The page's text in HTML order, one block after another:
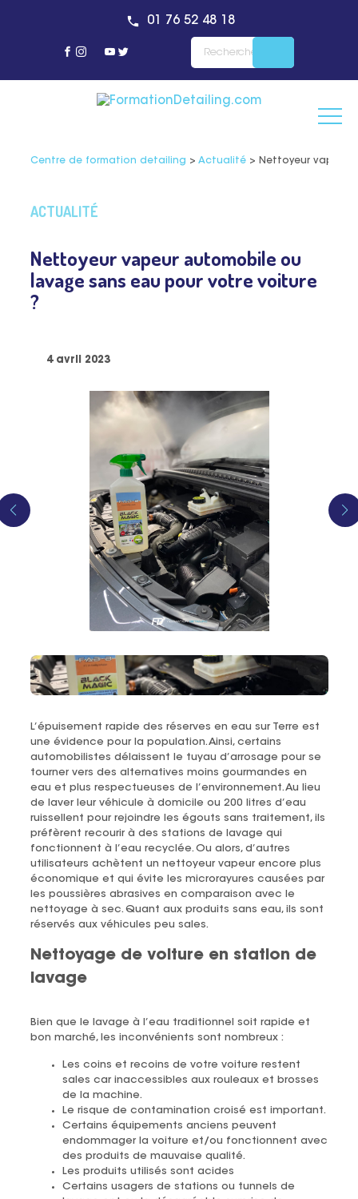
01 76 52 48 18
Centre de formation detailing > Actualité> Nettoyeur vapeur
ACTUALITÉ
Nettoyeur vapeur automobile ou
lavage sans eau pour votre voiture
?
4 avril 2023
L’épuisement rapide des réserves en eau sur Terre est
une évidence pour la population. Ainsi, certains
automobilistes délaissent le tuyau d’arrosage pour se
tourner vers des alternatives moins gourmandes en
eau et plus respectueuses de l’environnement. Au lieu
de laver leur véhicule à domicile ou 200 litres d’eau
ruissellent pour rejoindre les égouts sans traitement, ils
préfèrent recourir à des stations de lavage qui
fonctionnent à l’eau recyclée. Ou alors, d’autres
utilisateurs achètent un nettoyeur vapeur encore plus
économique et qui évite les microrayures causées par
les poussières abrasives en comparaison avec le
nettoyage à sec. Quant aux produits sans eau, ils sont
réservés aux véhicules peu sales.
Nettoyage de voiture en station de
lavage
Bien que le lavage à l’eau traditionnel soit rapide et
bon marché, les inconvénients sont nombreux :
Les coins et recoins de votre voiture restent
sales car inaccessibles aux rouleaux et brosses
de la machine.
Le risque de contamination croisé est important.
Certains équipements anciens peuvent
endommager la voiture et/ou fonctionnent avec
des produits de mauvaise qualité.
Les produits utilisés sont acides
Certains usagers de stations ou tunnels de